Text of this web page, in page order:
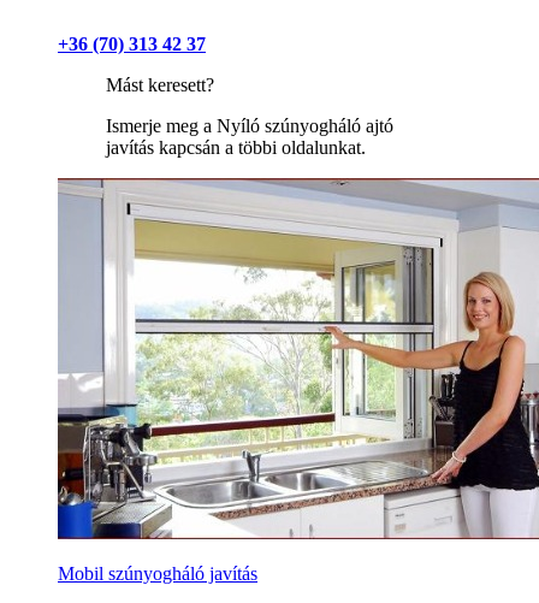
+36 (70) 313 42 37
Mást keresett?
Ismerje meg a Nyíló szúnyogháló ajtó
javítás kapcsán a többi oldalunkat.
Mobil szúnyogháló javítás